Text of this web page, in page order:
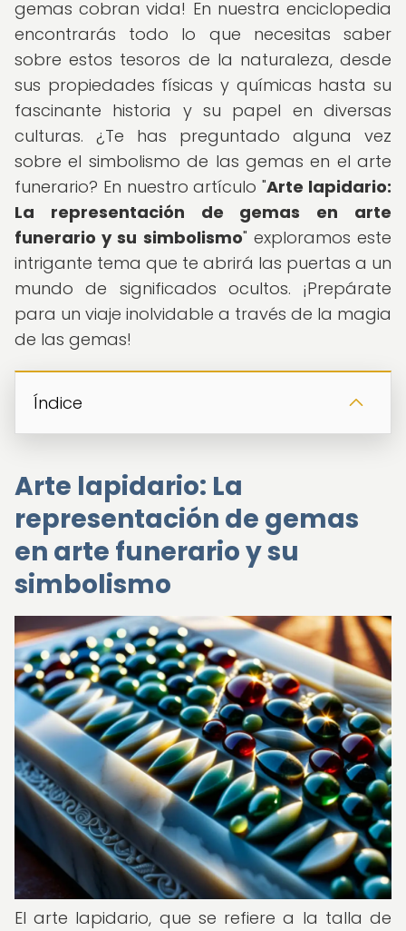
gemas cobran vida! En nuestra enciclopedia
encontrarás todo lo que necesitas saber
sobre estos tesoros de la naturaleza, desde
sus propiedades físicas y químicas hasta su
fascinante historia y su papel en diversas
culturas. ¿Te has preguntado alguna vez
sobre el simbolismo de las gemas en el arte
funerario? En nuestro artículo "Arte lapidario:
La representación de gemas en arte
funerario y su simbolismo" exploramos este
intrigante tema que te abrirá las puertas a un
mundo de significados ocultos. ¡Prepárate
para un viaje inolvidable a través de la magia
de las gemas!
Índice
Arte lapidario: La
representación de gemas
en arte funerario y su
simbolismo
El arte lapidario, que se refiere a la talla de